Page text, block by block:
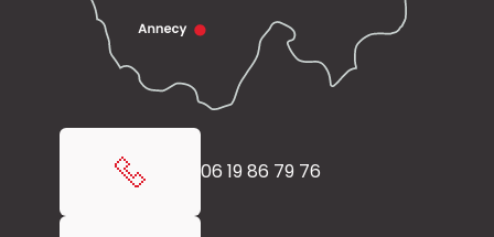
06 19 86 79 76